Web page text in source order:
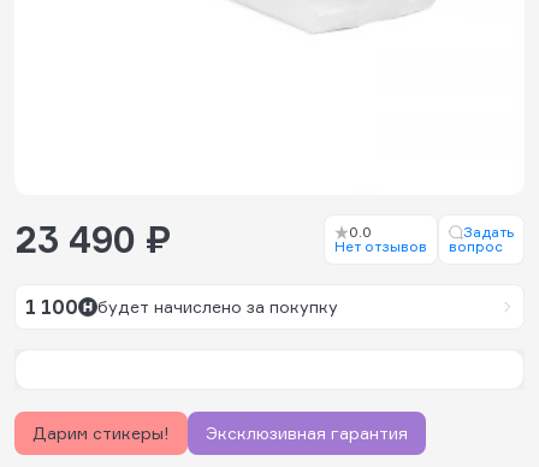
23 490 ₽
0.0
Нет отзывов
Задать
вопрос
1 100 будет начислено за покупку
Дарим стикеры! Эксклюзивная гарантия